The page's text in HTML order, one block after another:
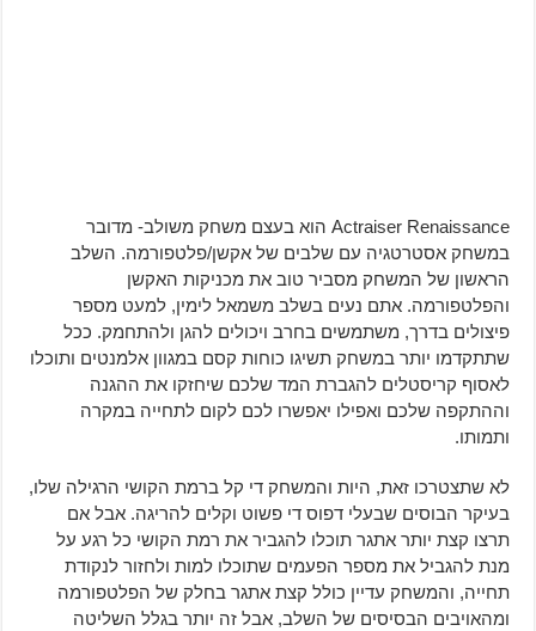
Actraiser Renaissance הוא בעצם משחק משולב- מדובר
במשחק אסטרטגיה עם שלבים של אקשן/פלטפורמה. השלב
הראשון של המשחק מסביר טוב את מכניקות האקשן
והפלטפורמה. אתם נעים בשלב משמאל לימין, למעט מספר
פיצולים בדרך, משתמשים בחרב ויכולים להגן ולהתחמק. ככל
שתתקדמו יותר במשחק תשיגו כוחות קסם במגוון אלמנטים ותוכלו
לאסוף קריסטלים להגברת המד שלכם שיחזקו את ההגנה
וההתקפה שלכם ואפילו יאפשרו לכם לקום לתחייה במקרה
ותמותו.
לא שתצטרכו זאת, היות והמשחק די קל ברמת הקושי הרגילה שלו,
בעיקר הבוסים שבעלי דפוס די פשוט וקלים להריגה. אבל אם
תרצו קצת יותר אתגר תוכלו להגביר את רמת הקושי כל רגע על
מנת להגביל את מספר הפעמים שתוכלו למות ולחזור לנקודת
תחייה, והמשחק עדיין כולל קצת אתגר בחלק של הפלטפורמה
ומהאויבים הבסיסים של השלב, אבל זה יותר בגלל השליטה